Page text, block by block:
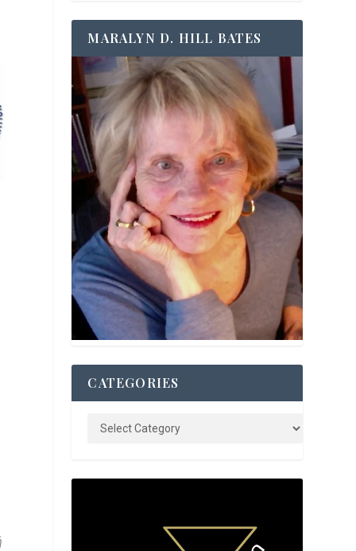
MARALYN D. HILL BATES
CATEGORIES